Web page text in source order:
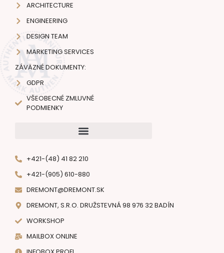
ARCHITECTURE
ENGINEERING
DESIGN TEAM
MARKETING SERVICES
ZÁVÄZNÉ DOKUMENTY:
GDPR
VŠEOBECNÉ ZMLUVNÉ
PODMIENKY
+421-(48) 41 82 210
+421-(905) 610-880
DREMONT@DREMONT.SK
DREMONT, S.R.O. DRUŽSTEVNÁ 98 976 32 BADÍN
WORKSHOP
MAILBOX ONLINE